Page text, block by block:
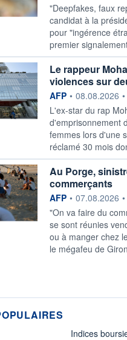
"Deepfakes, faux
candidat à la
pour "ingérence
premier
Le rappeur
violences sur
information fournie
AFP • 08.08.2026 •
L'ex-star du rap
d'emprisonnement
femmes lors d'une
réclamé 30 mois
Au Porge,
commerçants
information fournie
AFP • 07.08.2026 •
"On va faire du
se sont réunies
ou à manger chez
le mégafeu de
Indices